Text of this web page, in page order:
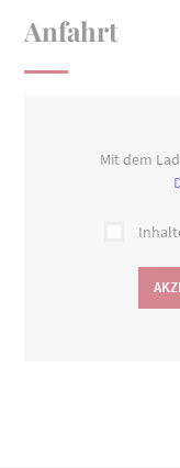
Anfahrt
Mit dem